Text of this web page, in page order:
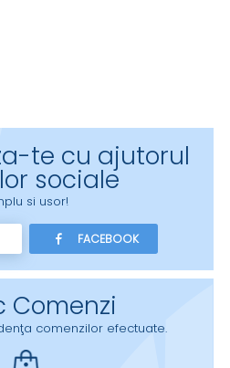
te cu ajutorul
sociale
si usor!
FACEBOOK
Comenzi
comenzilor efectuate.